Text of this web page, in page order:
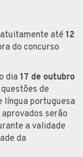
até 12
do concurso
dia 17 de outubro
de
língua portuguesa
serão
a validade
da